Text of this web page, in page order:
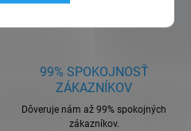
99% SPOKOJNOSŤ
ZÁKAZNÍKOV
Dôveruje nám až 99% spokojných
zákazníkov.